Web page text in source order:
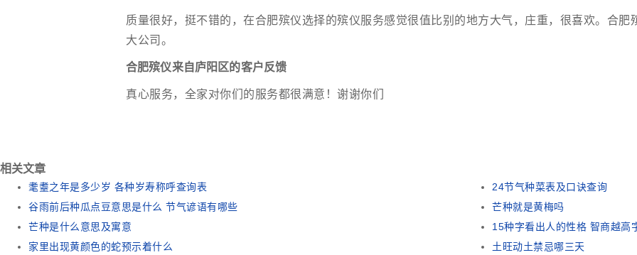
质量很好，挺不错的，在合肥殡仪选择的殡仪服务感觉很值比别的地方大气，庄重，很喜欢。合
大公司。
合肥殡仪来自庐阳区的客户反馈
真心服务，全家对你们的服务都很满意！谢谢你们
相关文章
耄耋之年是多少岁 各种岁寿称呼查询表
24节气种菜表及口诀查询
谷雨前后种瓜点豆意思是什么 节气谚语有哪些
芒种就是黄梅吗
芒种是什么意思及寓意
15种字看出人的性格 智商越高
家里出现黄颜色的蛇预示着什么
土旺动土禁忌哪三天